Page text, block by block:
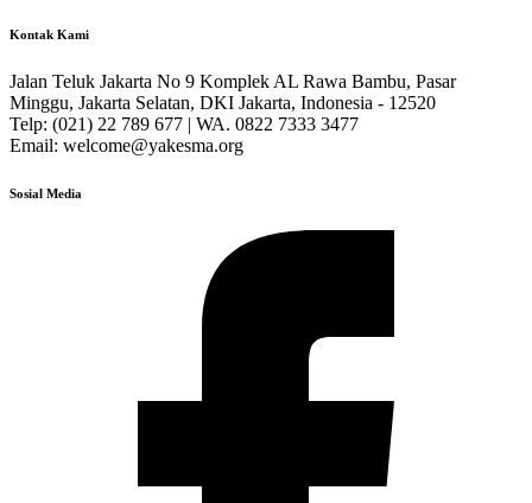
Kontak Kami
Jalan Teluk Jakarta No 9 Komplek AL Rawa Bambu, Pasar
Minggu, Jakarta Selatan, DKI Jakarta, Indonesia - 12520
Telp: (021) 22 789 677 | WA. 0822 7333 3477
Email: welcome@yakesma.org
Sosial Media